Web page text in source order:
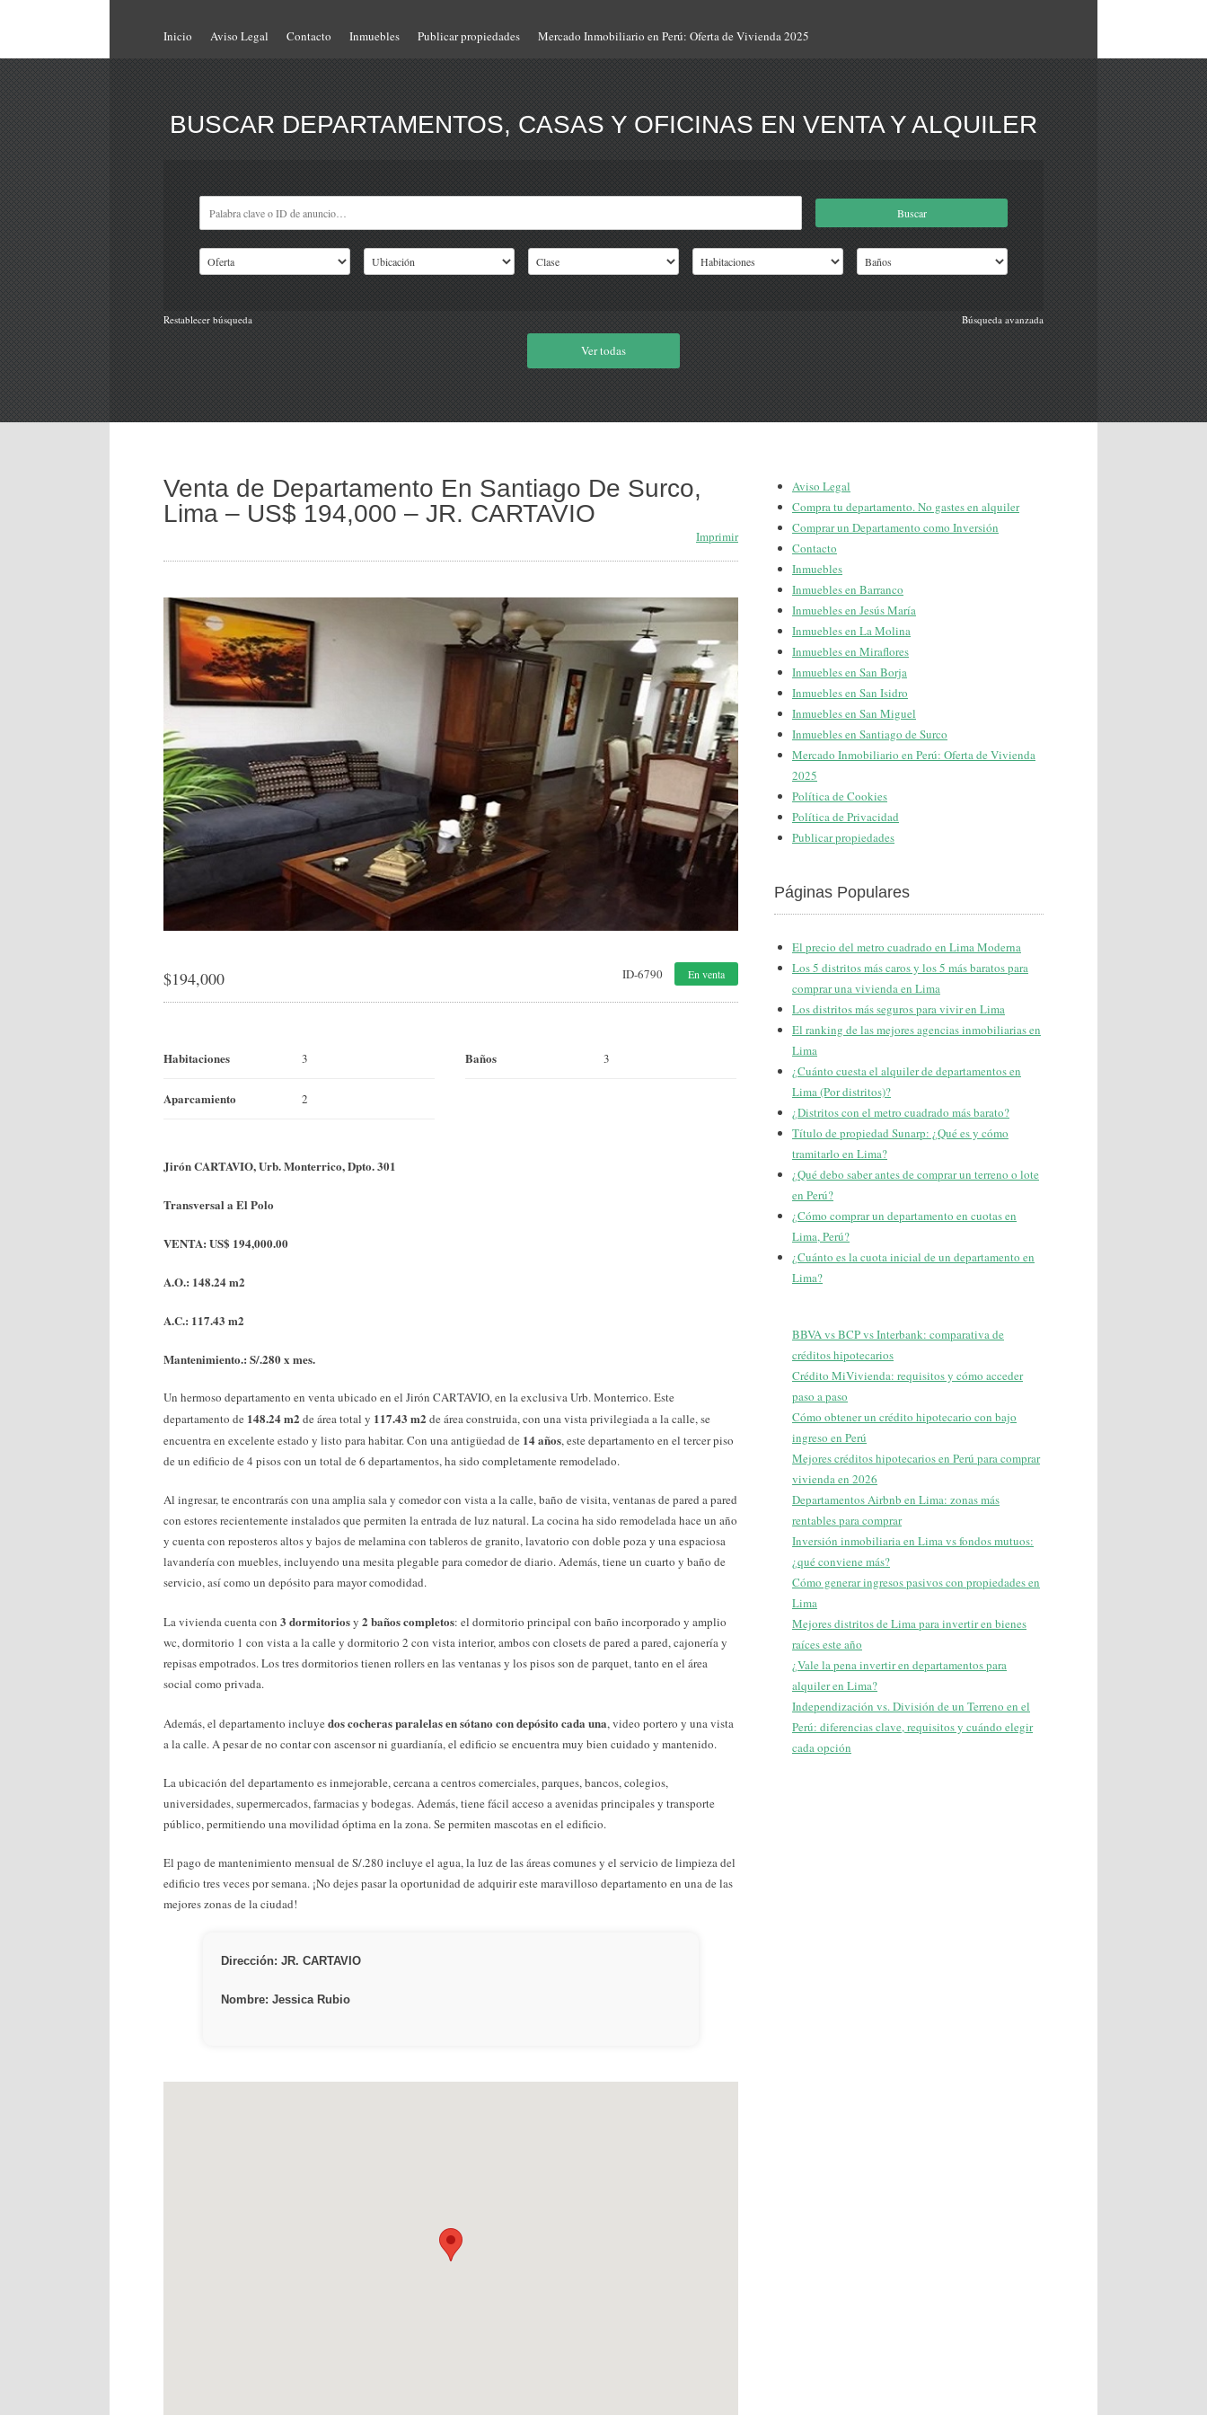
Inicio Aviso Legal Contacto Inmuebles Publicar propiedades Mercado Inmobiliario en Perú: Oferta de Vivienda 2025
BUSCAR DEPARTAMENTOS, CASAS Y OFICINAS EN VENTA Y ALQUILER
Búsqueda avanzada
Restablecer búsqueda
Ver todas
Venta de Departamento En Santiago De Surco,
Lima – US$ 194,000 – JR. CARTAVIO
Imprimir
$194,000 ID-6790 En venta
Habitaciones 3 Baños 3
Aparcamiento 2
Jirón CARTAVIO, Urb. Monterrico, Dpto. 301
Transversal a El Polo
VENTA: US$ 194,000.00
A.O.: 148.24 m2
A.C.: 117.43 m2
Mantenimiento.: S/.280 x mes.
Un hermoso departamento en venta ubicado en el Jirón CARTAVIO, en la exclusiva Urb. Monterrico. Este
departamento de 148.24 m2 de área total y 117.43 m2 de área construida, con una vista privilegiada a la calle, se
encuentra en excelente estado y listo para habitar. Con una antigüedad de 14 años, este departamento en el tercer piso
de un edificio de 4 pisos con un total de 6 departamentos, ha sido completamente remodelado.
Al ingresar, te encontrarás con una amplia sala y comedor con vista a la calle, baño de visita, ventanas de pared a pared
con estores recientemente instalados que permiten la entrada de luz natural. La cocina ha sido remodelada hace un año
y cuenta con reposteros altos y bajos de melamina con tableros de granito, lavatorio con doble poza y una espaciosa
lavandería con muebles, incluyendo una mesita plegable para comedor de diario. Además, tiene un cuarto y baño de
servicio, así como un depósito para mayor comodidad.
La vivienda cuenta con 3 dormitoriosy 2 baños completos: el dormitorio principal con baño incorporado y amplio
wc, dormitorio 1 con vista a la calle y dormitorio 2 con vista interior, ambos con closets de pared a pared, cajonería y
repisas empotrados. Los tres dormitorios tienen rollers en las ventanas y los pisos son de parquet, tanto en el área
social como privada.
Además, el departamento incluye dos cocheras paralelas en sótano con depósito cada una, video portero y una vista
a la calle. A pesar de no contar con ascensor ni guardianía, el edificio se encuentra muy bien cuidado y mantenido.
La ubicación del departamento es inmejorable, cercana a centros comerciales, parques, bancos, colegios,
universidades, supermercados, farmacias y bodegas. Además, tiene fácil acceso a avenidas principales y transporte
público, permitiendo una movilidad óptima en la zona. Se permiten mascotas en el edificio.
El pago de mantenimiento mensual de S/.280 incluye el agua, la luz de las áreas comunes y el servicio de limpieza del
edificio tres veces por semana. ¡No dejes pasar la oportunidad de adquirir este maravilloso departamento en una de las
mejores zonas de la ciudad!
Dirección: JR. CARTAVIO
Nombre: Jessica Rubio
Aviso Legal
Compra tu departamento. No gastes en alquiler
Comprar un Departamento como Inversión
Contacto
Inmuebles
Inmuebles en Barranco
Inmuebles en Jesús María
Inmuebles en La Molina
Inmuebles en Miraflores
Inmuebles en San Borja
Inmuebles en San Isidro
Inmuebles en San Miguel
Inmuebles en Santiago de Surco
Mercado Inmobiliario en Perú: Oferta de Vivienda
2025
Política de Cookies
Política de Privacidad
Publicar propiedades
Páginas Populares
El precio del metro cuadrado en Lima Moderna
Los 5 distritos más caros y los 5 más baratos para
comprar una vivienda en Lima
Los distritos más seguros para vivir en Lima
El ranking de las mejores agencias inmobiliarias en
Lima
¿Cuánto cuesta el alquiler de departamentos en
Lima (Por distritos)?
¿Distritos con el metro cuadrado más barato?
Título de propiedad Sunarp: ¿Qué es y cómo
tramitarlo en Lima?
¿Qué debo saber antes de comprar un terreno o lote
en Perú?
¿Cómo comprar un departamento en cuotas en
Lima, Perú?
¿Cuánto es la cuota inicial de un departamento en
Lima?
BBVA vs BCP vs Interbank: comparativa de
créditos hipotecarios
Crédito MiVivienda: requisitos y cómo acceder
paso a paso
Cómo obtener un crédito hipotecario con bajo
ingreso en Perú
Mejores créditos hipotecarios en Perú para comprar
vivienda en 2026
Departamentos Airbnb en Lima: zonas más
rentables para comprar
Inversión inmobiliaria en Lima vs fondos mutuos:
¿qué conviene más?
Cómo generar ingresos pasivos con propiedades en
Lima
Mejores distritos de Lima para invertir en bienes
raíces este año
¿Vale la pena invertir en departamentos para
alquiler en Lima?
Independización vs. División de un Terreno en el
Perú: diferencias clave, requisitos y cuándo elegir
cada opción